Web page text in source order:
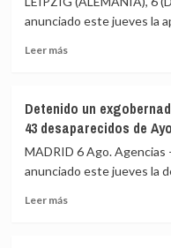
Justicia
Brasil
a
uno
de
sus
acusado
anunciado este jueves la
Leer másLeer
Fiscalía
alemana
investiga
el
con
Detenido un
43 desaparecidos de
MADRID 6 Ago. Agencias
anunciado este jueves la
Leer másLeer